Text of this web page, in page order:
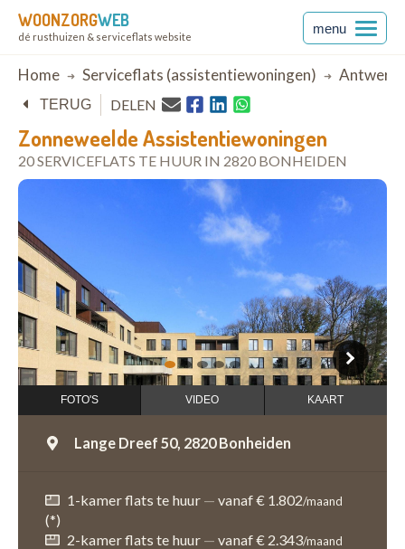
WOONZORGWEB
dé rusthuizen & serviceflats website
menu
Breadcrumb
Home Serviceflats (assistentiewoningen)
Zonneweelde Assistentiewoningen
20 SERVICEFLATS TE HUUR IN 2820 BONHEIDEN
TERUG DELEN
1 2 3 4 5
open in Google Maps
FOTO'S VIDEO KAART
Lange Dreef 50, 2820 Bonheiden
1-kamer flats te huur — vanaf € 1.802/maand
(*)
2-kamer flats te huur — vanaf € 2.343/maand